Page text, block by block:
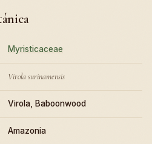
Myristicaceae
Virola surinamensis
Virola, Baboonwood
Amazonia